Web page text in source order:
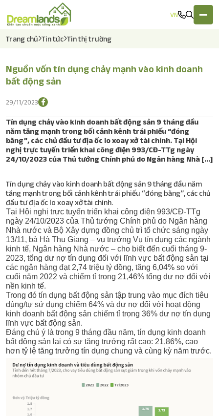
VN
Về chúng tôi
Lĩnh vực hoạt động
Dự án
Tin tức
Liên hệ
Trang chủ Tin tức Tin thị trường
Nguồn vốn tín dụng chảy mạnh vào kinh doanh
bất động sản
29/11/2023
Tín dụng chảy vào kinh doanh bất động sản 9 tháng đầu
năm tăng mạnh trong bối cảnh kênh trái phiếu “đóng
băng”, các chủ đầu tư địa ốc lo xoay xở tài chính. Tại Hội
nghị trực tuyến triển khai công điện 993/CĐ-TTg ngày
24/10/2023 của Thủ tướng Chính phủ do Ngân hàng Nhà […]
Tín dụng chảy vào kinh doanh bất động sản 9 tháng đầu năm
tăng mạnh trong bối cảnh kênh trái phiếu “đóng băng”, các chủ
đầu tư địa ốc lo xoay xở tài chính.
Tại Hội nghị trực tuyến triển khai công điện 993/CĐ-TTg
ngày 24/10/2023 của Thủ tướng Chính phủ do Ngân hàng
Nhà nước và Bộ Xây dựng đồng chủ trì tổ chức sáng ngày
13/11, bà Hà Thu Giang – vụ trưởng Vụ tín dụng các ngành
kinh tế, Ngân hàng Nhà nước – cho biết đến cuối tháng 9-
2023, tổng dư nợ tín dụng đối với lĩnh vực bất động sản tại
các ngân hàng đạt 2,74 triệu tỷ đồng, tăng 6,04% so với
cuối năm 2022 và chiếm tỉ trọng 21,46% tổng dư nợ đối với
nền kinh tế.
Trong đó tín dụng bất động sản tập trung vào mục đích tiêu
dùng/tự sử dụng chiếm 64% và dư nợ đối với hoạt động
kinh doanh bất động sản chiếm tỉ trọng 36% dư nợ tín dụng
lĩnh vực bất động sản.
Đáng chú ý là trong 9 tháng đầu năm, tín dụng kinh doanh
bất động sản lại có sự tăng trưởng rất cao: 21,86%, cao
hơn tỷ lệ tăng trưởng tín dụng chung và cùng kỳ năm trước.